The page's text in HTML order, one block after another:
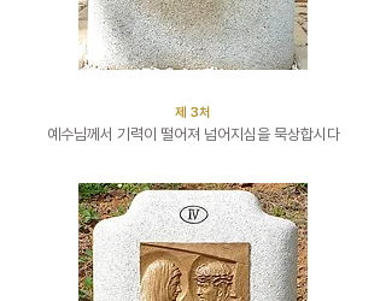
​제 3처
예수님께서 기력이 떨어져 넘어지심을 묵상합시다